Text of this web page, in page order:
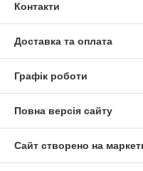
Контакти
Доставка та оплата
Графік роботи
Повна версія сайту
Сайт створено на